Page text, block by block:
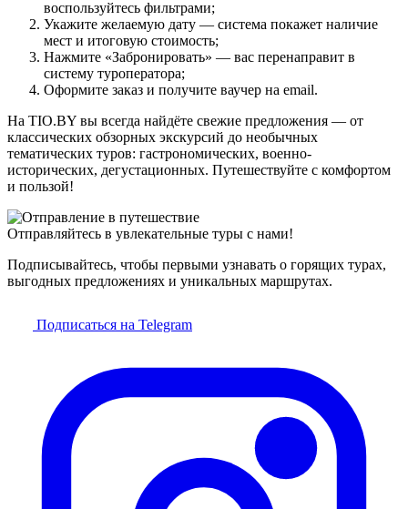
воспользуйтесь фильтрами;
Укажите желаемую дату — система покажет наличие
мест и итоговую стоимость;
Нажмите «Забронировать» — вас перенаправит в
систему туроператора;
Оформите заказ и получите ваучер на email.
На TIO.BY вы всегда найдёте свежие предложения — от
классических обзорных экскурсий до необычных
тематических туров: гастрономических, военно-
исторических, дегустационных. Путешествуйте с комфортом
и пользой!
Отправляйтесь в увлекательные туры с нами!
Подписывайтесь, чтобы первыми узнавать о горящих турах,
выгодных предложениях и уникальных маршрутах.
Подписаться на Telegram